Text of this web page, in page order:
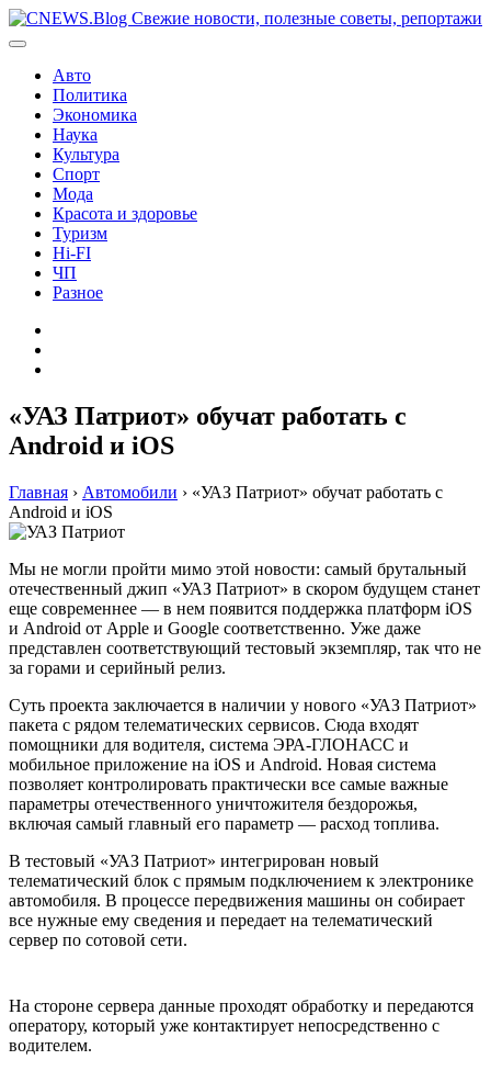
Перейти
к
Авто
Политика
Экономика
Наука
Культура
Спорт
Мода
Красота и здоровье
Туризм
Hi-FI
ЧП
Разное
«УАЗ Патриот» обучат работать с
Android и iOS
Главная › Автомобили › «УАЗ Патриот» обучат работать с
Android и iOS
Мы не могли пройти мимо этой новости: самый брутальный
отечественный джип «УАЗ Патриот» в скором будущем станет
еще современнее — в нем появится поддержка платформ iOS
и Android от Apple и Google соответственно. Уже даже
представлен соответствующий тестовый экземпляр, так что не
за горами и серийный релиз.
Суть проекта заключается в наличии у нового «УАЗ Патриот»
пакета с рядом телематических сервисов. Сюда входят
помощники для водителя, система ЭРА-ГЛОНАСС и
мобильное приложение на iOS и Android. Новая система
позволяет контролировать практически все самые важные
параметры отечественного уничтожителя бездорожья,
включая самый главный его параметр — расход топлива.
В тестовый «УАЗ Патриот» интегрирован новый
телематический блок с прямым подключением к электронике
автомобиля. В процессе передвижения машины он собирает
все нужные ему сведения и передает на телематический
сервер по сотовой сети.
На стороне сервера данные проходят обработку и передаются
оператору, который уже контактирует непосредственно с
водителем.